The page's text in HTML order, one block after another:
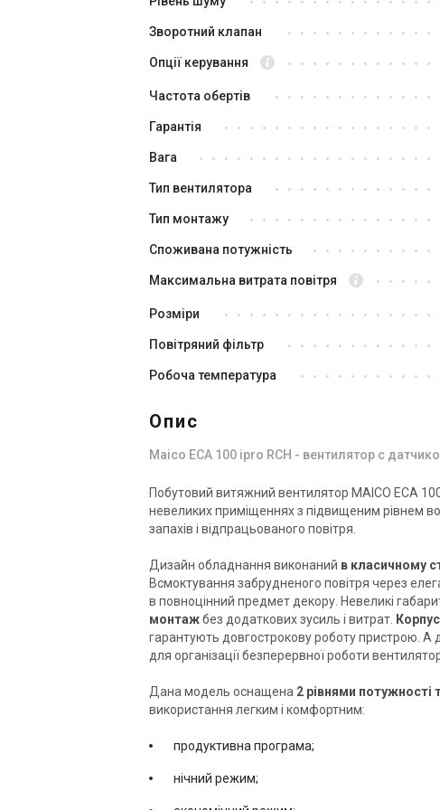
Акція
Вентилятор для ванної Maico
ECA 100 ipro KB
18 688 грн 14 280
В наявності
Акція
Вентилятор для ванної Maico
ECA 150 ipro B
Ціна
38 785 грн
Купити
ECA
Ціна
30 260
В наявності
Акція
Зворотний клапан
Опції керування
Частота обертів
Гарантія
Вага
Тип вентилятора
Тип монтажу
Споживана потужність
Максимальна витрата повітря
Розміри
Повітряний фільтр
Робоча температура
Опис
Maico ECA 100 ipro RCH - вентилятор с
Побутовий витяжний вентилятор MAICO ECA
невеликих приміщеннях з підвищеним рівнем
запахів і відпрацьованого повітря.
Дизайн обладнання виконаний в класичному
Всмоктування забрудненого повітря через
в повноцінний предмет декору. Невеликі
монтажбез додаткових зусиль і витрат.
гарантують довгострокову роботу пристрою. А
для організації безперервної роботи
Дана модель оснащена 2 рівнями
використання легким і комфортним:
продуктивна програма;
нічний режим;